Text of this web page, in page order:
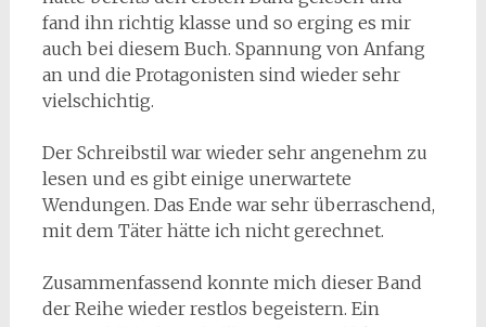
fand ihn richtig klasse und so erging es mir
auch bei diesem Buch. Spannung von Anfang
an und die Protagonisten sind wieder sehr
vielschichtig.
Der Schreibstil war wieder sehr angenehm zu
lesen und es gibt einige unerwartete
Wendungen. Das Ende war sehr überraschend,
mit dem Täter hätte ich nicht gerechnet.
Zusammenfassend konnte mich dieser Band
der Reihe wieder restlos begeistern. Ein